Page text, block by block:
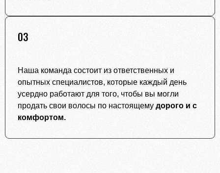
03
Наша команда состоит из ответственных и
опытных специалистов, которые каждый день
усердно работают для того, чтобы вы могли
продать свои волосы по настоящему дорого и с
комфортом.